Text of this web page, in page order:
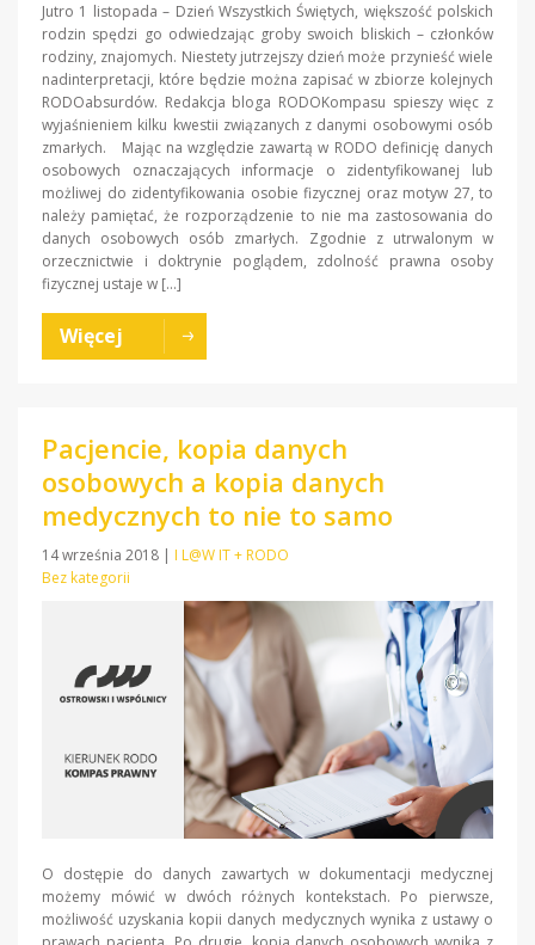
Jutro 1 listopada – Dzień Wszystkich Świętych, większość polskich
rodzin spędzi go odwiedzając groby swoich bliskich – członków
rodziny, znajomych. Niestety jutrzejszy dzień może przynieść wiele
nadinterpretacji, które będzie można zapisać w zbiorze kolejnych
RODOabsurdów. Redakcja bloga RODOKompasu spieszy więc z
wyjaśnieniem kilku kwestii związanych z danymi osobowymi osób
zmarłych. Mając na względzie zawartą w RODO definicję danych
osobowych oznaczających informacje o zidentyfikowanej lub
możliwej do zidentyfikowania osobie fizycznej oraz motyw 27, to
należy pamiętać, że rozporządzenie to nie ma zastosowania do
danych osobowych osób zmarłych. Zgodnie z utrwalonym w
orzecznictwie i doktrynie poglądem, zdolność prawna osoby
fizycznej ustaje w […]
Więcej
Pacjencie, kopia danych
osobowych a kopia danych
medycznych to nie to samo
14 września 2018 | I L@W IT + RODO
Bez kategorii
O dostępie do danych zawartych w dokumentacji medycznej
możemy mówić w dwóch różnych kontekstach. Po pierwsze,
możliwość uzyskania kopii danych medycznych wynika z ustawy o